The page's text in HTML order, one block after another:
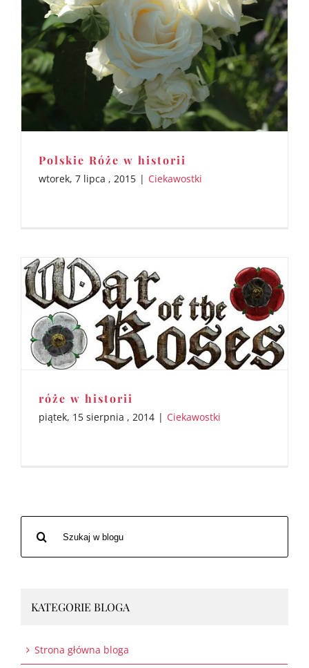
Polskie Róże w historii
wtorek, 7 lipca , 2015 | Ciekawostki
róże w historii
piątek, 15 sierpnia , 2014 | Ciekawostki
KATEGORIE BLOGA
Strona główna bloga